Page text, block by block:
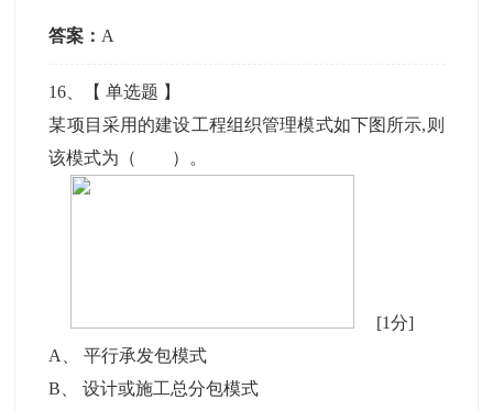
答案： A
16 、【单选题 】
某项目采用的建设工程组织管理模式如下图所示,则
该模式为（ ）。
[1分]
A
、平行承发包模式
B 、设计或施工总分包模式